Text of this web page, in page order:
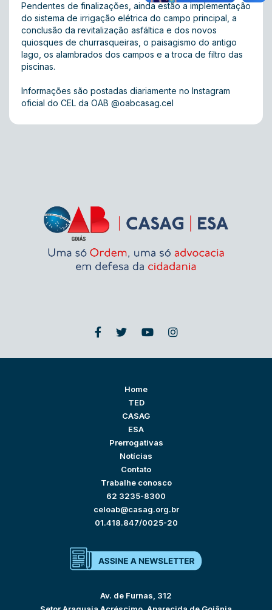
Pendentes de finalizações, ainda estão a implementação
do sistema de irrigação elétrica do campo principal, a
conclusão da revitalização asfáltica e dos novos
quiosques de churrasqueiras, o paisagismo do antigo
lago, os alambrados dos campos e a troca de filtro das
piscinas.
Informações são postadas diariamente no Instagram
oficial do CEL da OAB @oabcasag.cel
Home
TED
CASAG
ESA
Prerrogativas
Notícias
Contato
Trabalhe conosco
62 3235-8300
celoab@casag.org.br
01.418.847/0025-20
Av. de Furnas, 312